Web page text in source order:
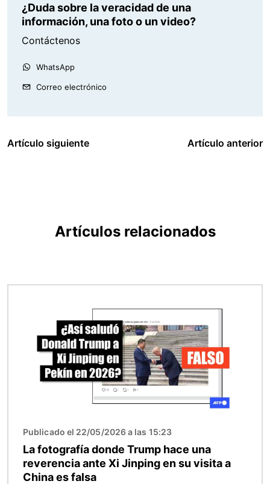
¿Duda sobre la veracidad de una
información, una foto o un video?
Contáctenos
WhatsApp
Correo electrónico
Artículo siguiente Artículo anterior
Artículos relacionados
Publicado el 22/05/2026 a las 15:23
La fotografía donde Trump hace una
reverencia ante Xi Jinping en su visita a
China es falsa